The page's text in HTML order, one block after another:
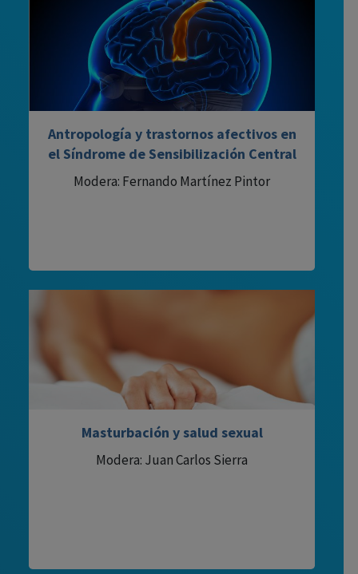
Antropología y trastornos afectivos en
el Síndrome de Sensibilización Central
Modera: Fernando Martínez Pintor
Masturbación y salud sexual
Modera: Juan Carlos Sierra